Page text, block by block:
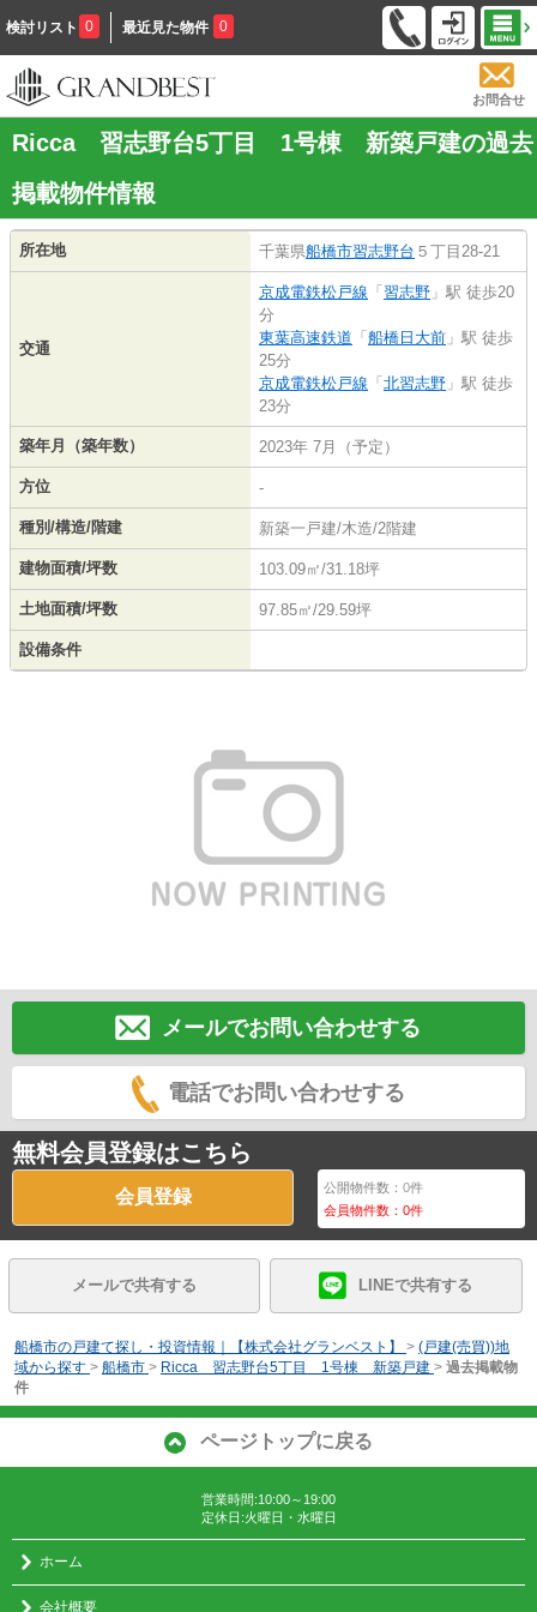
検討リスト 0 最近見た物件 0
お問合せ
Ricca 習志野台5丁目 1号棟 新築戸建の過去
掲載物件情報
所在地 千葉県船橋市習志野台 ５丁目28-21
交通
京成電鉄松戸線 「 習志野 」駅 徒歩20
分
東葉高速鉄道 「 船橋日大前 」駅 徒歩
25分
京成電鉄松戸線 「 北習志野 」駅 徒歩
23分
築年月（築年数） 2023年 7月（予定）
方位 -
種別/構造/階建 新築一戸建/木造/2階建
建物面積/坪数 103.09㎡/31.18坪
土地面積/坪数 97.85㎡/29.59坪
設備条件
メールでお問い合わせする
電話でお問い合わせする
無料会員登録はこちら
会員登録 公開物件数：0件
会員物件数：0件
メールで共有する LINEで共有する
船橋市の戸建て探し・投資情報｜【株式会社グランベスト】 > (戸建(売買))地
域から探す > 船橋市 > Ricca 習志野台5丁目 1号棟 新築戸建 > 過去掲載物
件
ページトップに戻る
営業時間:10:00～19:00
定休日:火曜日・水曜日
ホーム
会社概要